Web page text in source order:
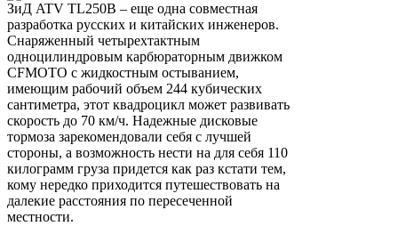
ЗиД ATV TL250B – еще одна совместная
разработка русских и китайских инженеров.
Снаряженный четырехтактным
одноцилиндровым карбюраторным движком
CFMOTO с жидкостным остыванием,
имеющим рабочий объем 244 кубических
сантиметра, этот квадроцикл может развивать
скорость до 70 км/ч. Надежные дисковые
тормоза зарекомендовали себя с лучшей
стороны, а возможность нести на для себя 110
килограмм груза придется как раз кстати тем,
кому нередко приходится путешествовать на
далекие расстояния по пересеченной
местности.